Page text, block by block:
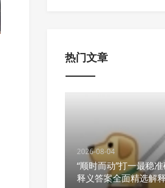
热门文章
2026-08-04
“顺时而动”打一最稳
释义答案全面精选解